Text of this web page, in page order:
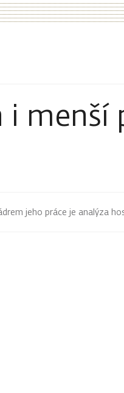
menší
jeho práce je analýza